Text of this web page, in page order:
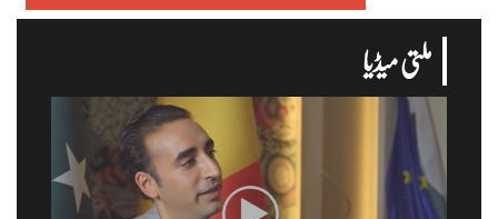
ملتی میڈیا